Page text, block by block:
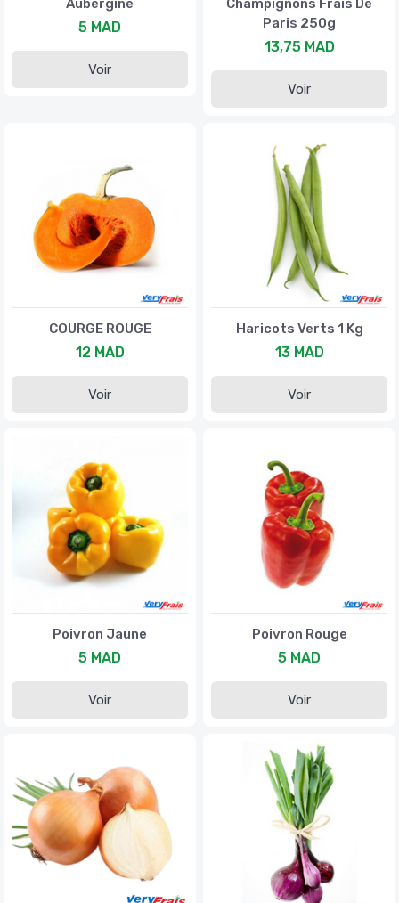
Aubergine
5 MAD
Voir
Champignons Frais De
Paris 250g
13,75 MAD
Voir
COURGE ROUGE
12 MAD
Voir
Haricots Verts 1 Kg
13 MAD
Voir
Poivron Jaune
5 MAD
Voir
Poivron Rouge
5 MAD
Voir